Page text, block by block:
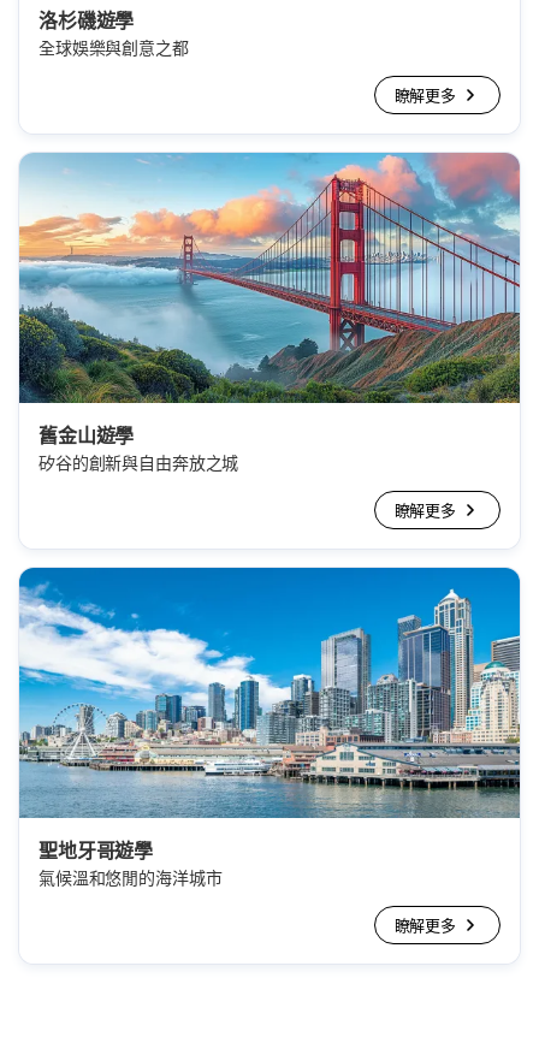
洛杉磯遊學
全球娛樂與創意之都
瞭解更多
舊金山遊學
矽谷的創新與自由奔放之城
瞭解更多
聖地牙哥遊學
氣候溫和悠閒的海洋城市
瞭解更多